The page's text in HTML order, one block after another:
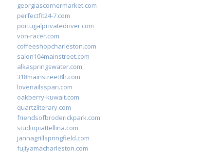
georgiascornermarket.com
perfectfit24-7.com
portugalprivatedriver.com
von-racer.com
coffeeshopcharleston.com
salon104mainstreet.com
alkaspringswater.com
318mainstreet8h.com
lovenailsspari.com
oakberry-kuwait.com
quartzliterary.com
friendsofbroderickpark.com
studiopiattellina.com
jannagrillspringfield.com
fujiyamacharleston.com